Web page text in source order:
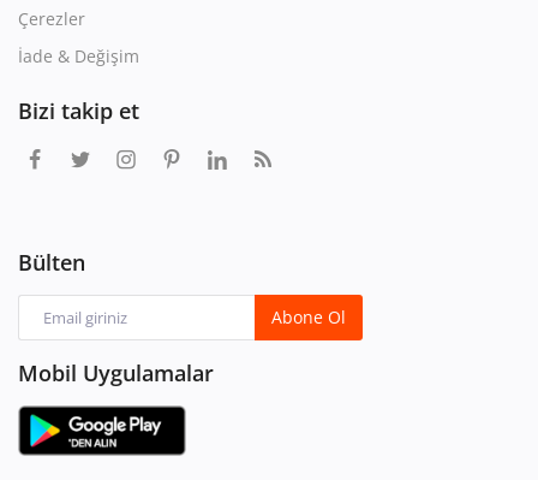
Çerezler
İade & Değişim
Bizi takip et
Bülten
Abone Ol
Mobil Uygulamalar